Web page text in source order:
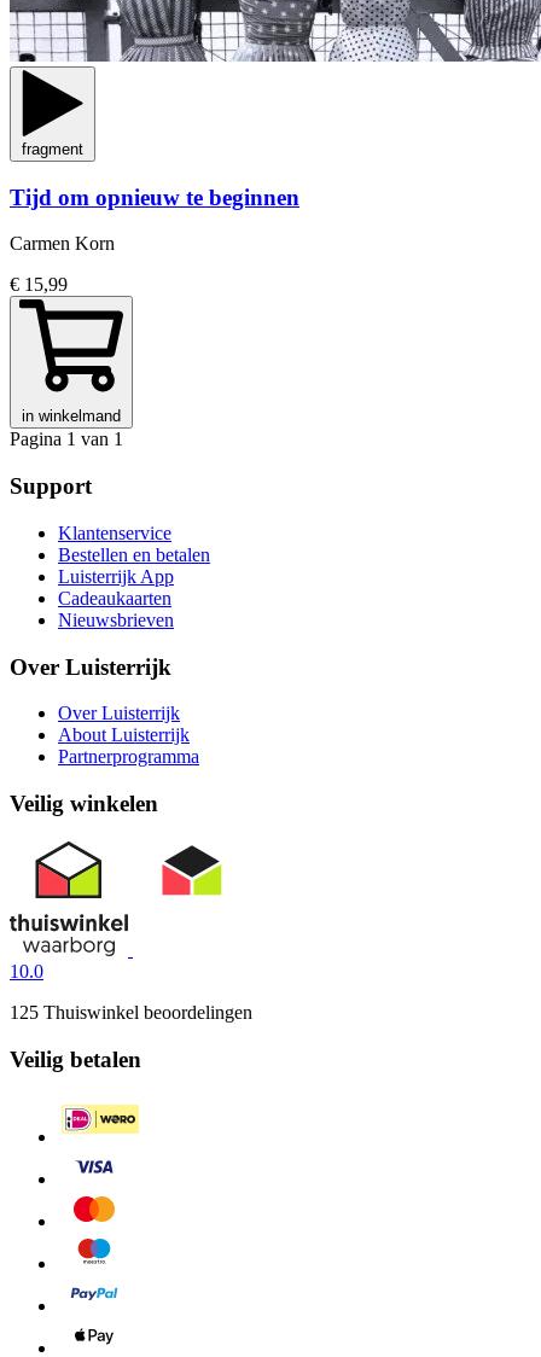
fragment
Tijd om opnieuw te beginnen
Carmen Korn
€ 15,99
in winkelmand
Pagina 1 van 1
Support
Klantenservice
Bestellen en betalen
Luisterrijk App
Cadeaukaarten
Nieuwsbrieven
Over Luisterrijk
Over Luisterrijk
About Luisterrijk
Partnerprogramma
Veilig winkelen
10.0
125 Thuiswinkel beoordelingen
Veilig betalen